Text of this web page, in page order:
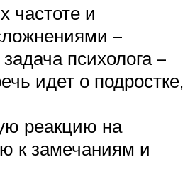
частоте и
–
психолога –
идет о подростке,
реакцию на
к замечаниям и